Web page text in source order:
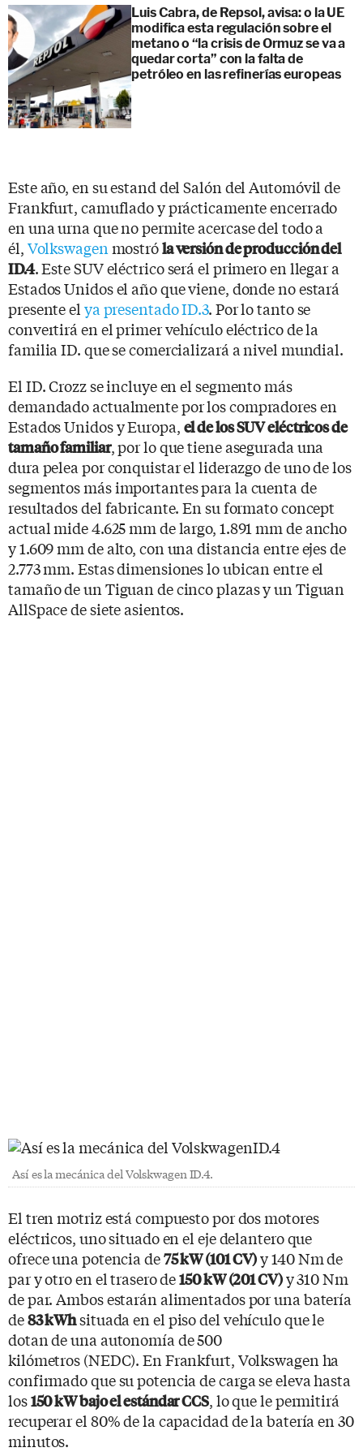
Luis Cabra, de Repsol, avisa: o la UE
modifica esta regulación sobre el
metano o “la crisis de Ormuz se va a
quedar corta” con la falta de
petróleo en las refinerías europeas
Este año, en su estand del Salón del Automóvil de
Frankfurt, camuflado y prácticamente encerrado
en una urna que no permite acercase del todo a
él,Volkswagenmostróla versión de producción del
ID.4. Este SUV eléctrico será el primero en llegar a
Estados Unidos el año que viene, donde no estará
presente el ya presentado ID.3. Por lo tanto se
convertirá en el primer vehículo eléctrico de la
familia ID. que se comercializará a nivel mundial.
El ID. Crozz se incluye en el segmento más
demandado actualmente por los compradores en
Estados Unidos y Europa, el de los SUV eléctricos de
tamaño familiar, por lo que tiene asegurada una
dura pelea por conquistar el liderazgo de uno de los
segmentos más importantes para la cuenta de
resultados del fabricante. En su formato concept
actual mide 4.625 mm de largo, 1.891 mm de ancho
y 1.609 mm de alto, con una distancia entre ejes de
2.773 mm. Estas dimensiones lo ubican entre el
tamaño de un Tiguan de cinco plazas y un Tiguan
AllSpace de siete asientos.
Así es la mecánica del Volskwagen ID.4.
El tren motriz está compuesto por dos motores
eléctricos, uno situado en el eje delantero que
ofrece una potencia de75 kW (101 CV)y 140 Nm de
par y otro en el trasero de150 kW (201 CV)y 310 Nm
de par. Ambos estarán alimentados por una batería
de83 kWhsituada en el piso del vehículo que le
dotan de una autonomía de 500
kilómetros (NEDC). En Frankfurt, Volkswagen ha
confirmado que su potencia de carga se eleva hasta
los150 kW bajo el estándar CCS, lo que le permitirá
recuperar el 80% de la capacidad de la batería en 30
minutos.